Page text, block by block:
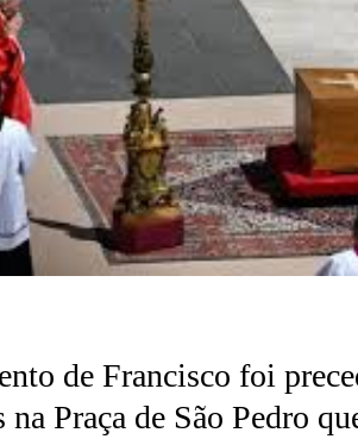
de Francisco foi
na Praça de São Pedro